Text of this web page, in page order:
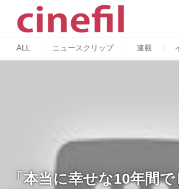
ALL ニュースクリップ 連載
「本当に幸せな10年間